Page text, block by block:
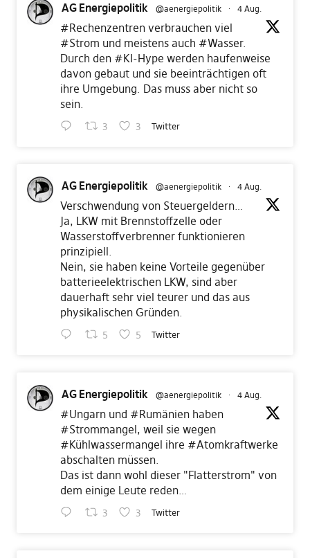
AG Energiepolitik @aenergiepolitik · 4 Aug.
#Rechenzentrenverbrauchen viel
#Strom und meistens auch #Wasser.
Durch den #KI-Hype werden haufenweise
davon gebaut und sie beeinträchtigen oft
ihre Umgebung. Das muss aber nicht so
sein.
3 3 Twitter
AG Energiepolitik @aenergiepolitik · 4 Aug.
Verschwendung von Steuergeldern…
Ja, LKW mit Brennstoffzelle oder
Wasserstoffverbrenner funktionieren
prinzipiell.
Nein, sie haben keine Vorteile gegenüber
batterieelektrischen LKW, sind aber
dauerhaft sehr viel teurer und das aus
physikalischen Gründen.
5 5 Twitter
AG Energiepolitik @aenergiepolitik · 4 Aug.
#Ungarnund #Rumänienhaben
#Strommangel, weil sie wegen
#Kühlwassermangel ihre #Atomkraftwerke
abschalten müssen.
Das ist dann wohl dieser "Flatterstrom" von
dem einige Leute reden…
3 3 Twitter